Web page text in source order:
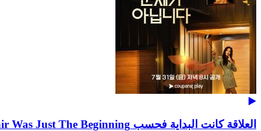
العلاقة كانت البداية فحسب The Affair Was Just The Beginning